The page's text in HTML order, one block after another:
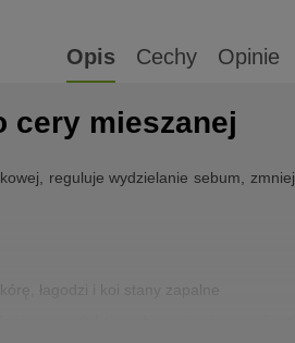
Opis Cechy Opinie
cery mieszanej
reguluje wydzielanie sebum,